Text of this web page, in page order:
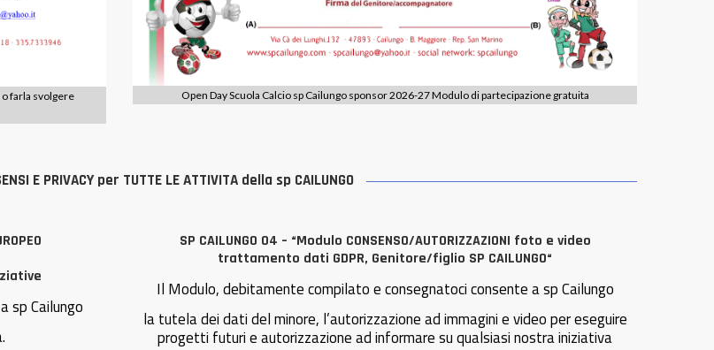
farla svolgere
Open Day Scuola Calcio sp Cailungo sponsor 2026-27 Modulo di partecipazione gratuita
E PRIVACY per TUTTE LE ATTIVITA della sp CAILUNGO
sp Cailungo
SP CAILUNGO 04 – “Modulo CONSENSO/AUTORIZZAZIONI foto e video
trattamento dati GDPR, Genitore/figlio SP CAILUNGO“
Il Modulo, debitamente compilato e consegnatoci consente a sp Cailungo
la tutela dei dati del minore, l’autorizzazione ad immagini e video per eseguire
progetti futuri e autorizzazione ad informare su qualsiasi nostra iniziativa